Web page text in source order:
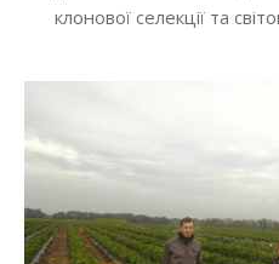
клонової селекції та